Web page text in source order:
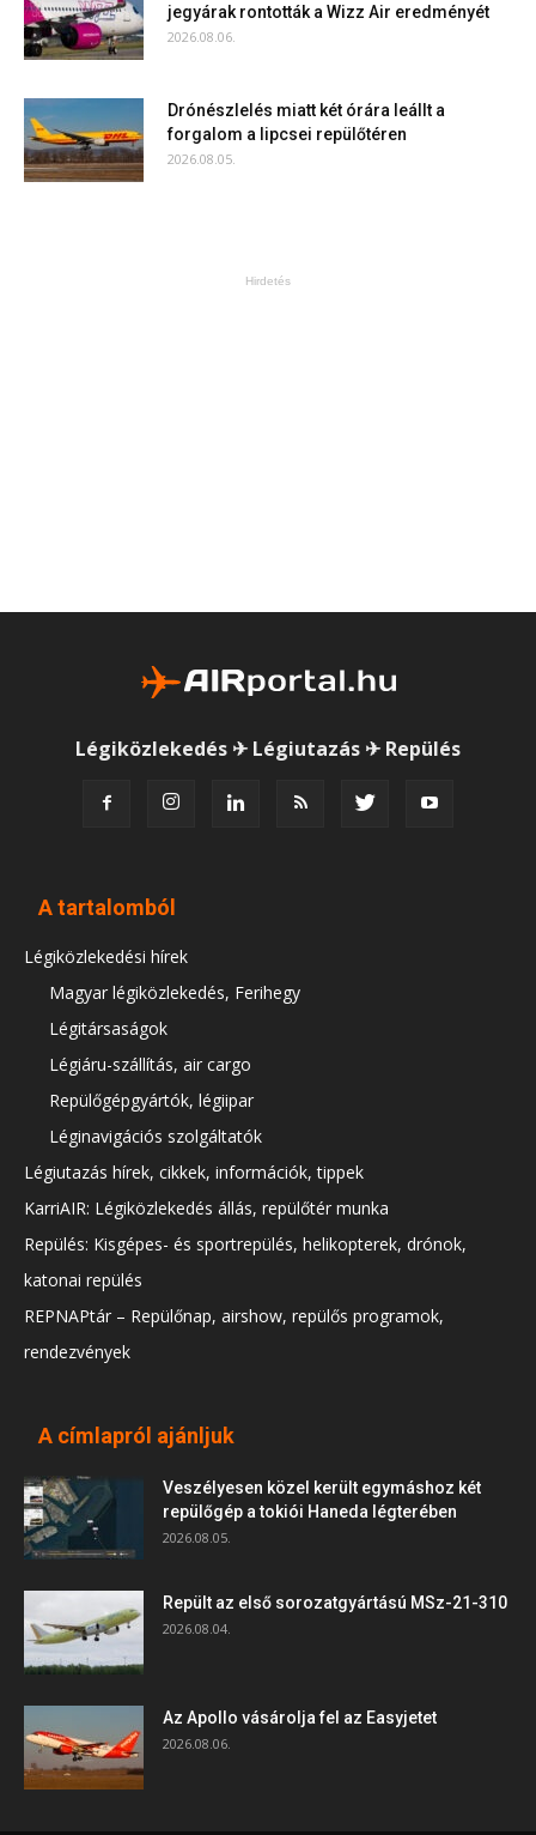
jegyárak rontották a Wizz Air eredményét
2026.08.06.
Drónészlelés miatt két órára leállt a
forgalom a lipcsei repülőtéren
2026.08.05.
Hirdetés
Légiközlekedés ✈ Légiutazás ✈ Repülés
A tartalomból
Légiközlekedési hírek
Magyar légiközlekedés, Ferihegy
Légitársaságok
Légiáru-szállítás, air cargo
Repülőgépgyártók, légiipar
Léginavigációs szolgáltatók
Légiutazás hírek, cikkek, információk, tippek
KarriAIR: Légiközlekedés állás, repülőtér munka
Repülés: Kisgépes- és sportrepülés, helikopterek, drónok,
katonai repülés
REPNAPtár – Repülőnap, airshow, repülős programok,
rendezvények
A címlapról ajánljuk
Veszélyesen közel került egymáshoz két
repülőgép a tokiói Haneda légterében
2026.08.05.
Repült az első sorozatgyártású MSz-21-310
2026.08.04.
Az Apollo vásárolja fel az Easyjetet
2026.08.06.